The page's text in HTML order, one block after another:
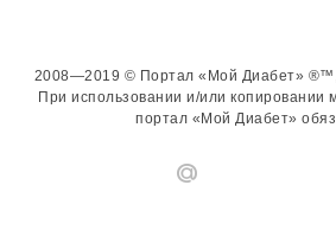
2008—2019 © Портал «Мой Диабет»
При использовании и/или копировании
портал «Мой Диабет»